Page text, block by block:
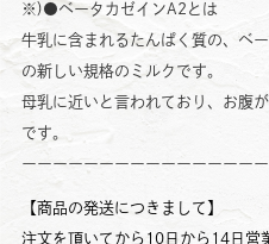
※)●ベータカゼインA2とは
牛乳に含まれるたんぱく質の、ベ
の新しい規格のミルクです。
母乳に近いと言われており、お腹
です。
ーーーーーーーーーーーーーーー
【商品の発送につきまして】
注文を頂いてから10日から14日営